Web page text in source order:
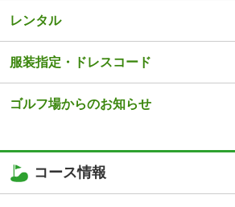
レンタル
服装指定・ドレスコード
ゴルフ場からのお知らせ
コース情報